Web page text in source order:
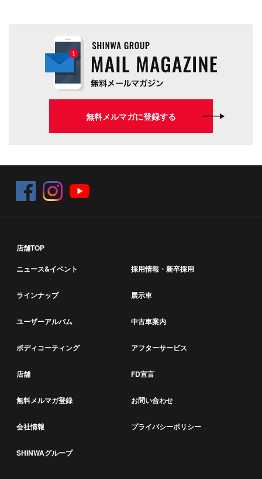
無料メルマガに登録する
店舗TOP
ニュース&イベント
採用情報・新卒採用
ラインナップ 展示車
ユーザーアルバム 中古車案内
ボディコーティング アフターサービス
店舗 FD宣言
無料メルマガ登録 お問い合わせ
会社情報 プライバシーポリシー
SHINWAグループ